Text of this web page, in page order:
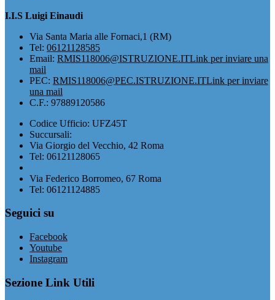
I.I.S Luigi Einaudi
Via Santa Maria alle Fornaci,1 (RM)
Tel: 06121128585
Email: RMIS118006@ISTRUZIONE.ITLink per inviare una
mail
PEC: RMIS118006@PEC.ISTRUZIONE.ITLink per inviare
una mail
C.F.: 97889120586
Codice Ufficio: UFZ45T
Succursali:
Via Giorgio del Vecchio, 42 Roma
Tel: 06121128065
Via Federico Borromeo, 67 Roma
Tel: 06121124885
Seguici su
Facebook
Youtube
Instagram
Sezione Link Utili